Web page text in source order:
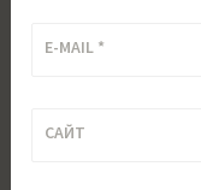
E-MAIL *
САЙТ